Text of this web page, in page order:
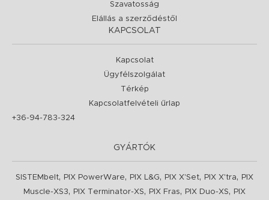
Szavatosság
Elállás a szerződéstől
KAPCSOLAT
Kapcsolat
Ügyfélszolgálat
Térkép
Kapcsolatfelvételi űrlap
+36-94-783-324
GYÁRTÓK
SISTEMbelt, PIX PowerWare, PIX L&G, PIX X'Set, PIX X'tra,
PIX
Muscle-XS3, PIX Terminator-XS, PIX Fras, PIX Duo-XS,
PIX